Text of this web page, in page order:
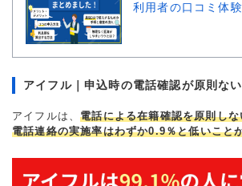
借入事実の把握 誰も知ら
利用者の口コミ体
アイフル｜申込時の電話確認が原則な
アイフルは、電話による在籍確認を原則し
電話連絡の実施率はわずか0.9％と低いこと